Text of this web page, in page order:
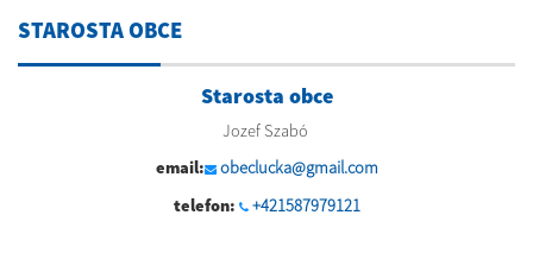
STAROSTA OBCE
Starosta obce
Jozef Szabó
email:
obeclucka@gmail.com
telefon:
+421587979121